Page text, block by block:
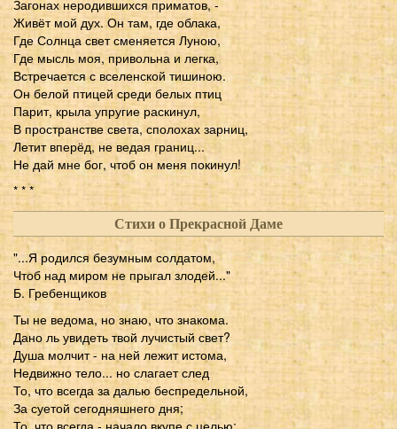
Загонах неродившихся приматов, -
Живёт мой дух. Он там, где облака,
Где Солнца свет сменяется Луною,
Где мысль моя, привольна и легка,
Встречается с вселенской тишиною.
Он белой птицей среди белых птиц
Парит, крыла упругие раскинул,
В пространстве света, сполохах зарниц,
Летит вперёд, не ведая границ...
Не дай мне бог, чтоб он меня покинул!
* * *
Стихи о Прекрасной Даме
"...Я родился безумным солдатом,
Чтоб над миром не прыгал злодей..."
Б. Гребенщиков
Ты не ведома, но знаю, что знакома.
Дано ль увидеть твой лучистый свет?
Душа молчит - на ней лежит истома,
Недвижно тело... но слагает след
То, что всегда за далью беспредельной,
За суетой сегодняшнего дня;
То, что всегда - начало вкупе с целью;